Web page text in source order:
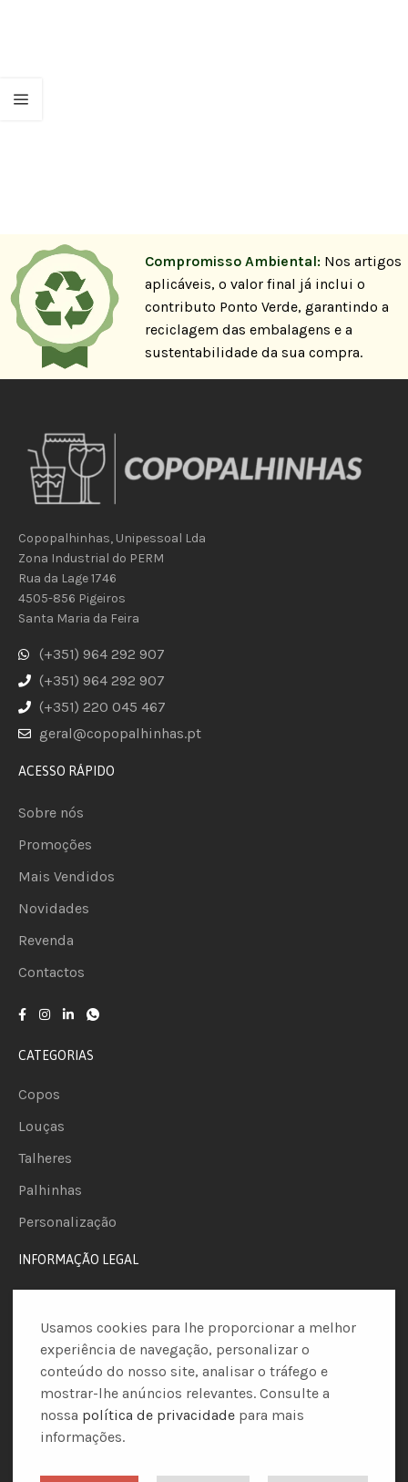
Compromisso Ambiental: Nos artigos
aplicáveis, o valor final já inclui o
contributo Ponto Verde, garantindo a
reciclagem das embalagens e a
sustentabilidade da sua compra.
Copopalhinhas, Unipessoal Lda
Zona Industrial do PERM
Rua da Lage 1746
4505-856 Pigeiros
Santa Maria da Feira
(+351) 964 292 907
(+351) 964 292 907
(+351) 220 045 467
geral@copopalhinhas.pt
ACESSO RÁPIDO
Sobre nós
Promoções
Mais Vendidos
Novidades
Revenda
Contactos
CATEGORIAS
Copos
Louças
Talheres
Palhinhas
Personalização
INFORMAÇÃO LEGAL
Entregas
Formas de Pagamento
Política de Descontos
Política de Privacidade
Usamos cookies para lhe proporcionar a melhor
experiência de navegação, personalizar o
conteúdo do nosso site, analisar o tráfego e
mostrar-lhe anúncios relevantes. Consulte a
nossa política de privacidade para mais
informações.